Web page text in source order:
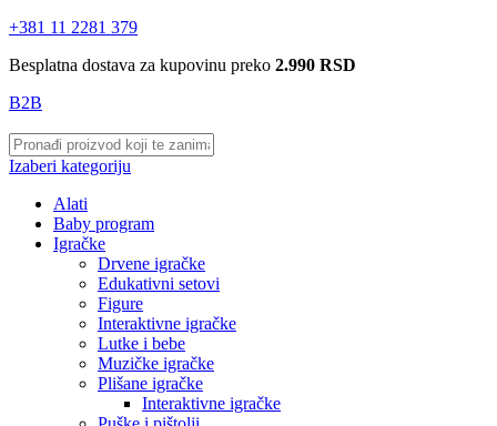
+381 11 2281 379
Besplatna dostava za kupovinu preko 2.990 RSD
B2B
Izaberi kategoriju
Alati
Baby program
Igračke
Drvene igračke
Edukativni setovi
Figure
Interaktivne igračke
Lutke i bebe
Muzičke igračke
Plišane igračke
Interaktivne igračke